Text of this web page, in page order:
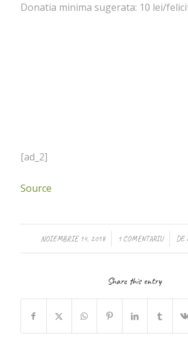
Donatia minima sugerata: 10 lei/
[ad_2]
Source
NOIEMBRIE 14, 2018
/ 1 COMENTARIU
/ DE
Share this entry